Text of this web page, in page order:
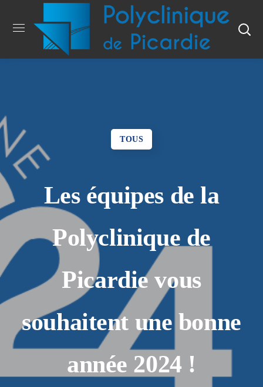
TOUS
Les équipes de la
Polyclinique de
Picardie vous
souhaitent une bonne
année 2024 !